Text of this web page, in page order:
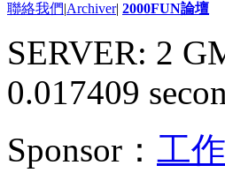
聯絡我們|Archiver| 2000FUN論壇
SERVER: 2
0.017409
Sponsor： 工